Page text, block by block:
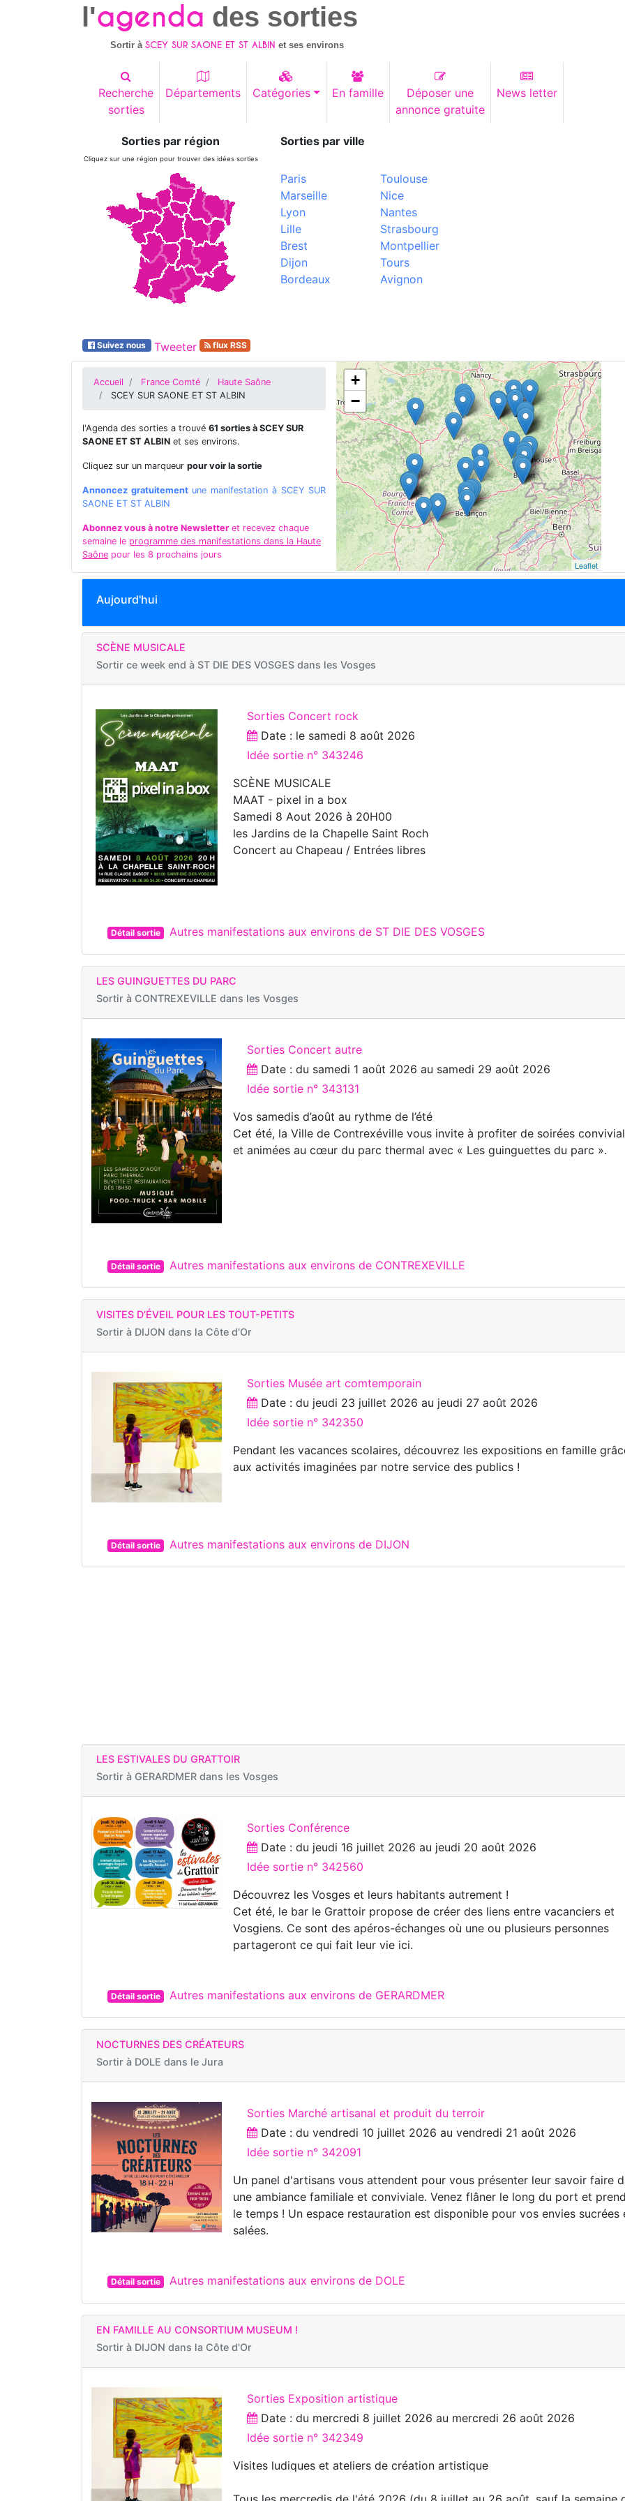
l'agenda des sorties
Sortir àSCEY SUR SAONE ET ST ALBIN et ses environs
Recherche
sorties
Départements Catégories En famille
Déposer une
annonce gratuite
News letter
Sorties par région
Cliquez sur une région pour trouver des idées sorties
Sorties par ville
Paris
Marseille
Lyon
Lille
Brest
Dijon
Bordeaux
Toulouse
Nice
Nantes
Strasbourg
Montpellier
Tours
Avignon
Suivez nous Tweeter flux RSS
Accueil France Comté
Haute Saône
SCEY SUR SAONE ET ST ALBIN
l'Agenda des sorties a trouvé 61 sorties à SCEY SUR
SAONE ET ST ALBIN et ses environs.
Cliquez sur un marqueur pour voir la sortie
Annoncez gratuitementune manifestation à SCEY SUR
SAONE ET ST ALBIN
Abonnez vous à notre Newsletter et recevez chaque
semaine le programme des manifestations dans la Haute
Saône pour les 8 prochains jours
+
−
Leaflet
Aujourd'hui
SCÈNE MUSICALE
Sortir ce week end à ST DIE DES VOSGES dans les Vosges
Sorties Concert rock
Date : le samedi 8 août 2026
Idée sortie n° 343246
SCÈNE MUSICALE
MAAT - pixel in a box
Samedi 8 Aout 2026 à 20H00
les Jardins de la Chapelle Saint Roch
Concert au Chapeau / Entrées libres
Détail sortie Autres manifestations aux environs de ST DIE DES VOSGES
LES GUINGUETTES DU PARC
Sortir à CONTREXEVILLE dans les Vosges
Sorties Concert autre
Date : du samedi 1 août 2026 au samedi 29 août 2026
Idée sortie n° 343131
Vos samedis d’août au rythme de l’été
Cet été, la Ville de Contrexéville vous invite à profiter de soirées
et animées au cœur du parc thermal avec « Les guinguettes du parc ».
Détail sortie Autres manifestations aux environs de CONTREXEVILLE
VISITES D’ÉVEIL POUR LES TOUT-PETITS
Sortir à DIJON dans la Côte d'Or
Sorties Musée art comtemporain
Date : du jeudi 23 juillet 2026 au jeudi 27 août 2026
Idée sortie n° 342350
Pendant les vacances scolaires, découvrez les expositions en famille
aux activités imaginées par notre service des publics !
Détail sortie Autres manifestations aux environs de DIJON
LES ESTIVALES DU GRATTOIR
Sortir à GERARDMER dans les Vosges
Sorties Conférence
Date : du jeudi 16 juillet 2026 au jeudi 20 août 2026
Idée sortie n° 342560
Découvrez les Vosges et leurs habitants autrement !
Cet été, le bar le Grattoir propose de créer des liens entre vacanciers et
Vosgiens. Ce sont des apéros-échanges où une ou plusieurs personnes
partageront ce qui fait leur vie ici.
Détail sortie Autres manifestations aux environs de GERARDMER
NOCTURNES DES CRÉATEURS
Sortir à DOLE dans le Jura
Sorties Marché artisanal et produit du terroir
Date : duvendredi 10 juillet 2026 auvendredi 21 août 2026
Idée sortie n° 342091
Un panel d'artisans vous attendent pour vous présenter leur savoir faire
une ambiance familiale et conviviale. Venez flâner le long du port et
le temps ! Un espace restauration est disponible pour vos envies sucrées
salées.
Détail sortie Autres manifestations aux environs de DOLE
EN FAMILLE AU CONSORTIUM MUSEUM !
Sortir à DIJON dans la Côte d'Or
Sorties Exposition artistique
Date : du mercredi 8 juillet 2026 au mercredi 26 août 2026
Idée sortie n° 342349
Visites ludiques et ateliers de création artistique